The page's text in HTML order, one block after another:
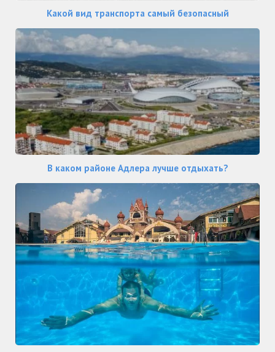
Какой вид транспорта самый безопасный
В каком районе Адлера лучше отдыхать?